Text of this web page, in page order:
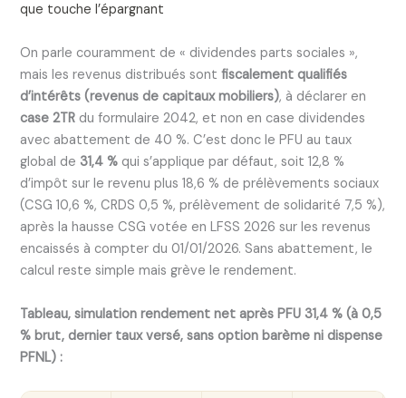
que touche l’épargnant
On parle couramment de « dividendes parts sociales »,
mais les revenus distribués sontfiscalement qualifiés
d’intérêts (revenus de capitaux mobiliers), à déclarer en
case 2TR du formulaire 2042, et non en case dividendes
avec abattement de 40 %. C’est donc le PFU au taux
global de 31,4 % qui s’applique par défaut, soit 12,8 %
d’impôt sur le revenu plus 18,6 % de prélèvements sociaux
(CSG 10,6 %, CRDS 0,5 %, prélèvement de solidarité 7,5 %),
après la hausse CSG votée en LFSS 2026 sur les revenus
encaissés à compter du 01/01/2026. Sans abattement, le
calcul reste simple mais grève le rendement.
Tableau, simulation rendement net après PFU 31,4 % (à 0,5
% brut, dernier taux versé, sans option barème ni dispense
PFNL) :